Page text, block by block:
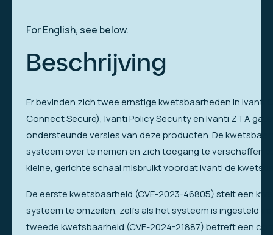
For English, see below.
Beschrijving
Er bevinden zich twee ernstige kwetsbaarheden in Ivanti
Connect Secure), Ivanti Policy Security en Ivanti ZTA
ondersteunde versies van deze producten. De
systeem over te nemen en zich toegang te verschaffen
kleine, gerichte schaal misbruikt voordat Ivanti de
De eerste kwetsbaarheid (CVE-2023-46805) stelt een
systeem te omzeilen, zelfs als het systeem is ingesteld
tweede kwetsbaarheid (CVE-2024-21887) betreft een